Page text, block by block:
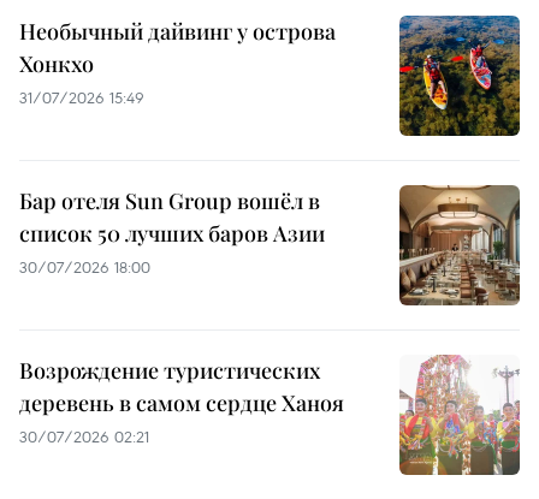
Необычный дайвинг у острова
Хонкхо
31/07/2026 15:49
Бар отеля Sun Group вошёл в
список 50 лучших баров Азии
30/07/2026 18:00
Возрождение туристических
деревень в самом сердце Ханоя
30/07/2026 02:21